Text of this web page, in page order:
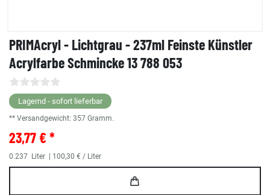
PRIMAcryl - Lichtgrau - 237ml Feinste Künstler
Acrylfarbe Schmincke 13 788 053
Lagernd - sofort lieferbar
** Versandgewicht: 357 Gramm.
23,77 € *
0.237 Liter | 100,30 € / Liter